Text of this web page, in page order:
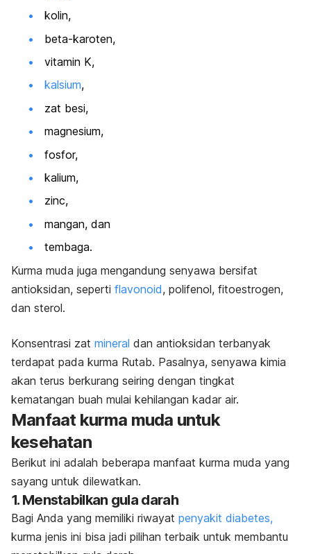
kolin,
beta-karoten,
vitamin K,
kalsium,
zat besi,
magnesium,
fosfor,
kalium,
zinc,
mangan, dan
tembaga.
Kurma muda juga mengandung senyawa bersifat
antioksidan, seperti flavonoid, polifenol, fitoestrogen,
dan sterol.
Konsentrasi zat mineral dan antioksidan terbanyak
terdapat pada kurma Rutab. Pasalnya, senyawa kimia
akan terus berkurang seiring dengan tingkat
kematangan buah mulai kehilangan kadar air.
Manfaat kurma muda untuk
kesehatan
Berikut ini adalah beberapa manfaat kurma muda yang
sayang untuk dilewatkan.
1. Menstabilkan gula darah
Bagi Anda yang memiliki riwayat penyakit diabetes,
kurma jenis ini bisa jadi pilihan terbaik untuk membantu